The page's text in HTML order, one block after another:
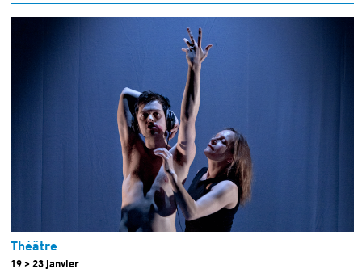
Théâtre
19 > 23 janvier